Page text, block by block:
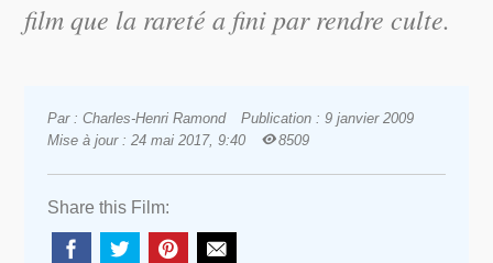
film que la rareté a fini par rendre culte.
Par : Charles-Henri Ramond
Publication : 9 janvier 2009
Mise à jour : 24 mai 2017, 9:40
8509
Share this Film: